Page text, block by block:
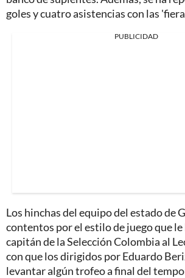
goles y cuatro asistencias con las
PUBLICIDAD
Los hinchas del equipo del estado de
contentos por el estilo de juego que
capitán de la Selección Colombia al
con que los dirigidos por Eduardo
levantar algún trofeo a final del